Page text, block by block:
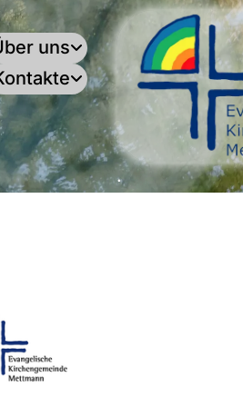
uns
.